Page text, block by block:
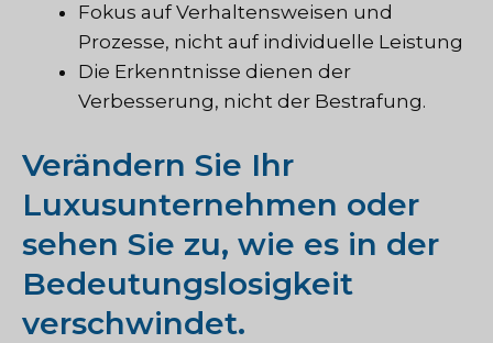
Fokus auf Verhaltensweisen und
Prozesse, nicht auf individuelle Leistung
Die Erkenntnisse dienen der
Verbesserung, nicht der Bestrafung.
Verändern Sie Ihr
Luxusunternehmen oder
sehen Sie zu, wie es in der
Bedeutungslosigkeit
verschwindet.